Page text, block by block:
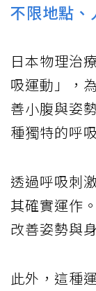
不限地點、
日本物理治
吸運動」，
善小腹與姿
種獨特的呼
透過呼吸刺
其確實運作
改善姿勢與
此外，這種